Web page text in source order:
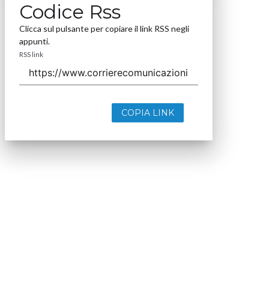
Codice Rss
Clicca sul pulsante per copiare il link RSS negli
appunti.
RSS link
COPIA LINK